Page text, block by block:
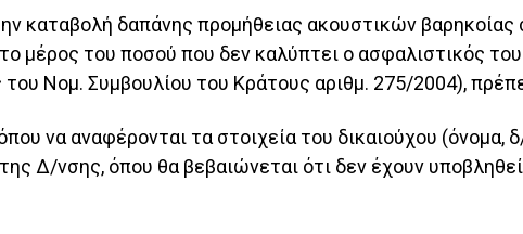
καταβολή δαπάνης προμήθειας ακουστικών
μέρος του ποσού που δεν καλύπτει ο ασφαλιστικός
Νομ. Συμβουλίου του Κράτους αριθμ. 275/2004),
να αναφέ­ρονται τα στοιχεία του δικαιούχου (όνομα,
Δ/νσης, όπου θα βεβαιώνεται ότι δεν έχουν υποβληθεί